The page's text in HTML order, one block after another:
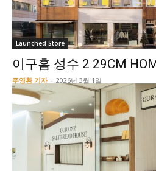
Launched Store
이구홈 성수 2 29CM
주영환 기자 - 2026년 3월 1일